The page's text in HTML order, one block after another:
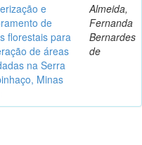
e
de
florestais para
de áreas
na Serra
Minas
Almeida,
Fernanda
Bernardes
de